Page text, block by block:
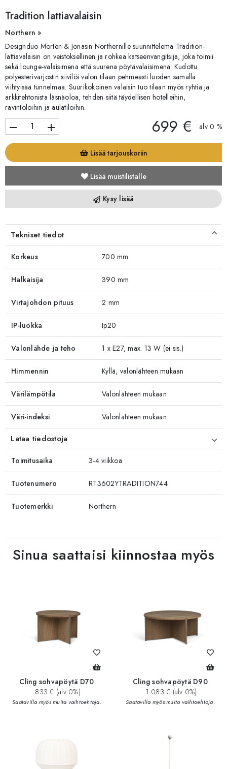
Tradition lattiavalaisin
Northern »
Designduo Morten & Jonasin Northernille suunnittelema Tradition-
lattiavalaisin on veistoksellinen ja rohkea katseenvangitsija, joka toimii
sekä lounge-valaisimena että suurena pöytävalaisimena. Kudottu
polyesterivarjostin siivilöi valon tilaan pehmeästi luoden samalla
viihtyisää tunnelmaa. Suurikokoinen valaisin tuo tilaan myös ryhtiä ja
arkkitehtonista läsnäoloa, tehden siitä täydellisen hotelleihin,
ravintoloihin ja aulatiloihin.
remove add 699 € alv 0 %
Lisää tarjouskoriin
Lisää muistilistalle
Kysy lisää
Tekniset tiedot
Korkeus 700 mm
Halkaisija 390 mm
Virtajohdon pituus 2 mm
IP-luokka Ip20
Valonlähde ja teho 1 x E27, max. 13 W (ei sis.)
Himmennin Kyllä, valonlähteen mukaan
Värilämpötila Valonlähteen mukaan
Väri-indeksi Valonlähteen mukaan
Lataa tiedostoja
Toimitusaika 3-4 viikkoa
Tuotenumero RT3602YTRADITION744
Tuotemerkki Northern
Sinua saattaisi kiinnostaa myös
Cling sohvapöytä D70
833 € (alv 0%)
Saatavilla myös muita vaihtoehtoja.
Cling sohvapöytä D90
1 083 € (alv 0%)
Saatavilla myös muita vaihtoehtoja.